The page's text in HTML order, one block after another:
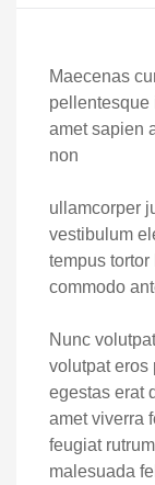
Maecenas
pellentesque
amet sapien
non
ullamcorper
vestibulum
tempus
commodo
Nunc
volutpat eros
egestas erat
amet viverra
feugiat
malesuada